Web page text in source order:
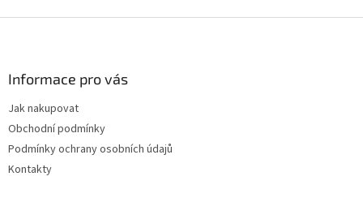
Informace pro vás
Jak nakupovat
Obchodní podmínky
Podmínky ochrany osobních údajů
Kontakty